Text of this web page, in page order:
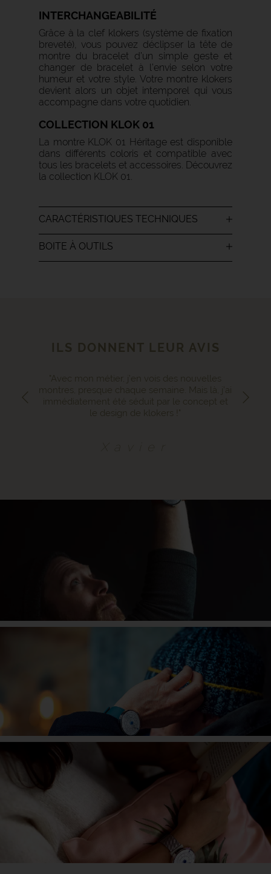
INTERCHANGEABILITÉ
Grâce à la clef klokers (système de fixation
breveté), vous pouvez déclipser la tête de
montre du bracelet d’un simple geste et
changer de bracelet à l’envie selon votre
humeur et votre style. Votre montre klokers
devient alors un objet intemporel qui vous
accompagne dans votre quotidien.
COLLECTION KLOK 01
La montre KLOK 01 Héritage est disponible
dans différents coloris et compatible avec
tous les bracelets et accessoires. Découvrez
la collection KLOK 01.
CARACTÉRISTIQUES TECHNIQUES
BOITE À OUTILS
ILS DONNENT LEUR AVIS
"Avec mon métier, j’en vois des nouvelles
montres, presque chaque semaine. Mais là, j’ai
immédiatement été séduit par le concept et
le design de klokers !"